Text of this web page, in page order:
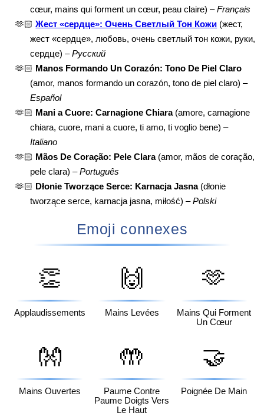
cœur, mains qui forment un cœur, peau claire) –Français
🫶🏻 Жест «сердце»: Очень Светлый Тон Кожи (жест,
жест «сердце», любовь, очень светлый тон кожи, руки,
сердце) –Русский
🫶🏻 Manos Formando Un Corazón: Tono De Piel Claro
(amor, manos formando un corazón, tono de piel claro) –
Español
🫶🏻 Mani a Cuore: Carnagione Chiara(amore, carnagione
chiara, cuore, mani a cuore, ti amo, ti voglio bene) –
Italiano
🫶🏻 Mãos De Coração: Pele Clara(amor, mãos de coração,
pele clara) –Português
🫶🏻 Dłonie Tworzące Serce: Karnacja Jasna(dłonie
tworzące serce, karnacja jasna, miłość) –Polski
Emoji connexes
👏
Applaudissements
🙌
Mains Levées
🫶
Mains Qui Forment
Un Cœur
👐
Mains Ouvertes
🤲
Paume Contre
Paume Doigts Vers
Le Haut
🤝
Poignée De Main